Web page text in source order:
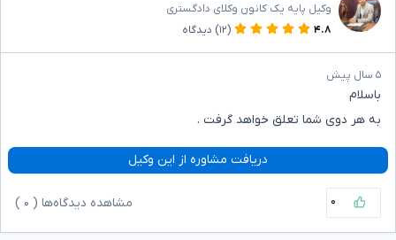
وکیل پایه یک کانون وکلای دادگستری
۴.۸
(۱۲) دیدگاه
۵ سال پیش
باسلام
به هر دوی شما تعلق خواهد گرفت .
دریافت مشاوره از این وکیل
۰ مشاهده دیدگاه‌ها ( ۰